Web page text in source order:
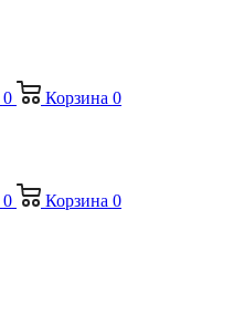
0 Корзина 0
0 Корзина 0